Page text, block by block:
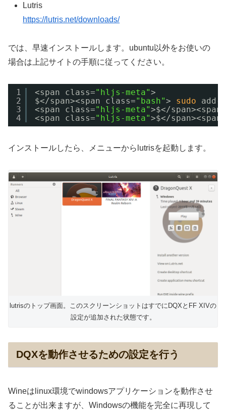
Lutris
https://lutris.net/downloads/
では、早速インストールします。ubuntu以外をお使いの
場合は上記サイトの手順に従ってください。
1
2
3
4
<span class="hljs-meta">
$</span><span class="bash"> sudo
<span class="hljs-meta">$</span
<span class="hljs-meta">$</span
インストールしたら、メニューからlutrisを起動します。
lutrisのトップ画面。このスクリーンショットはすでにDQXとFF XIVの
設定が追加された状態です。
DQXを動作させるための設定を行う
Wineはlinux環境でwindowsアプリケーションを動作させ
ることが出来ますが、Windowsの機能を完全に再現して